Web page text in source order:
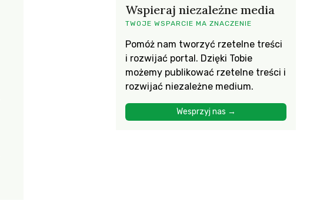
Wspieraj niezależne media
TWOJE WSPARCIE MA ZNACZENIE
Pomóż nam tworzyć rzetelne treści
i rozwijać portal. Dzięki Tobie
możemy publikować rzetelne treści i
rozwijać niezależne medium.
Wesprzyj nas →